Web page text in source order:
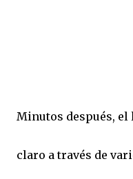
Minutos después, el
claro a través de